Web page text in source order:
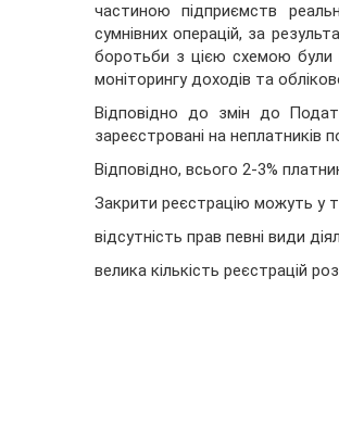
частиною підприємств
сумнівних операцій, за
боротьби з цією схемою були
моніторингу доходів та
Відповідно до змін до
зареєстровані на неплатників
Відповідно, всього 2-3%
Закрити реєстрацію можуть у
відсутність прав певні види
велика кількість реєстрацій